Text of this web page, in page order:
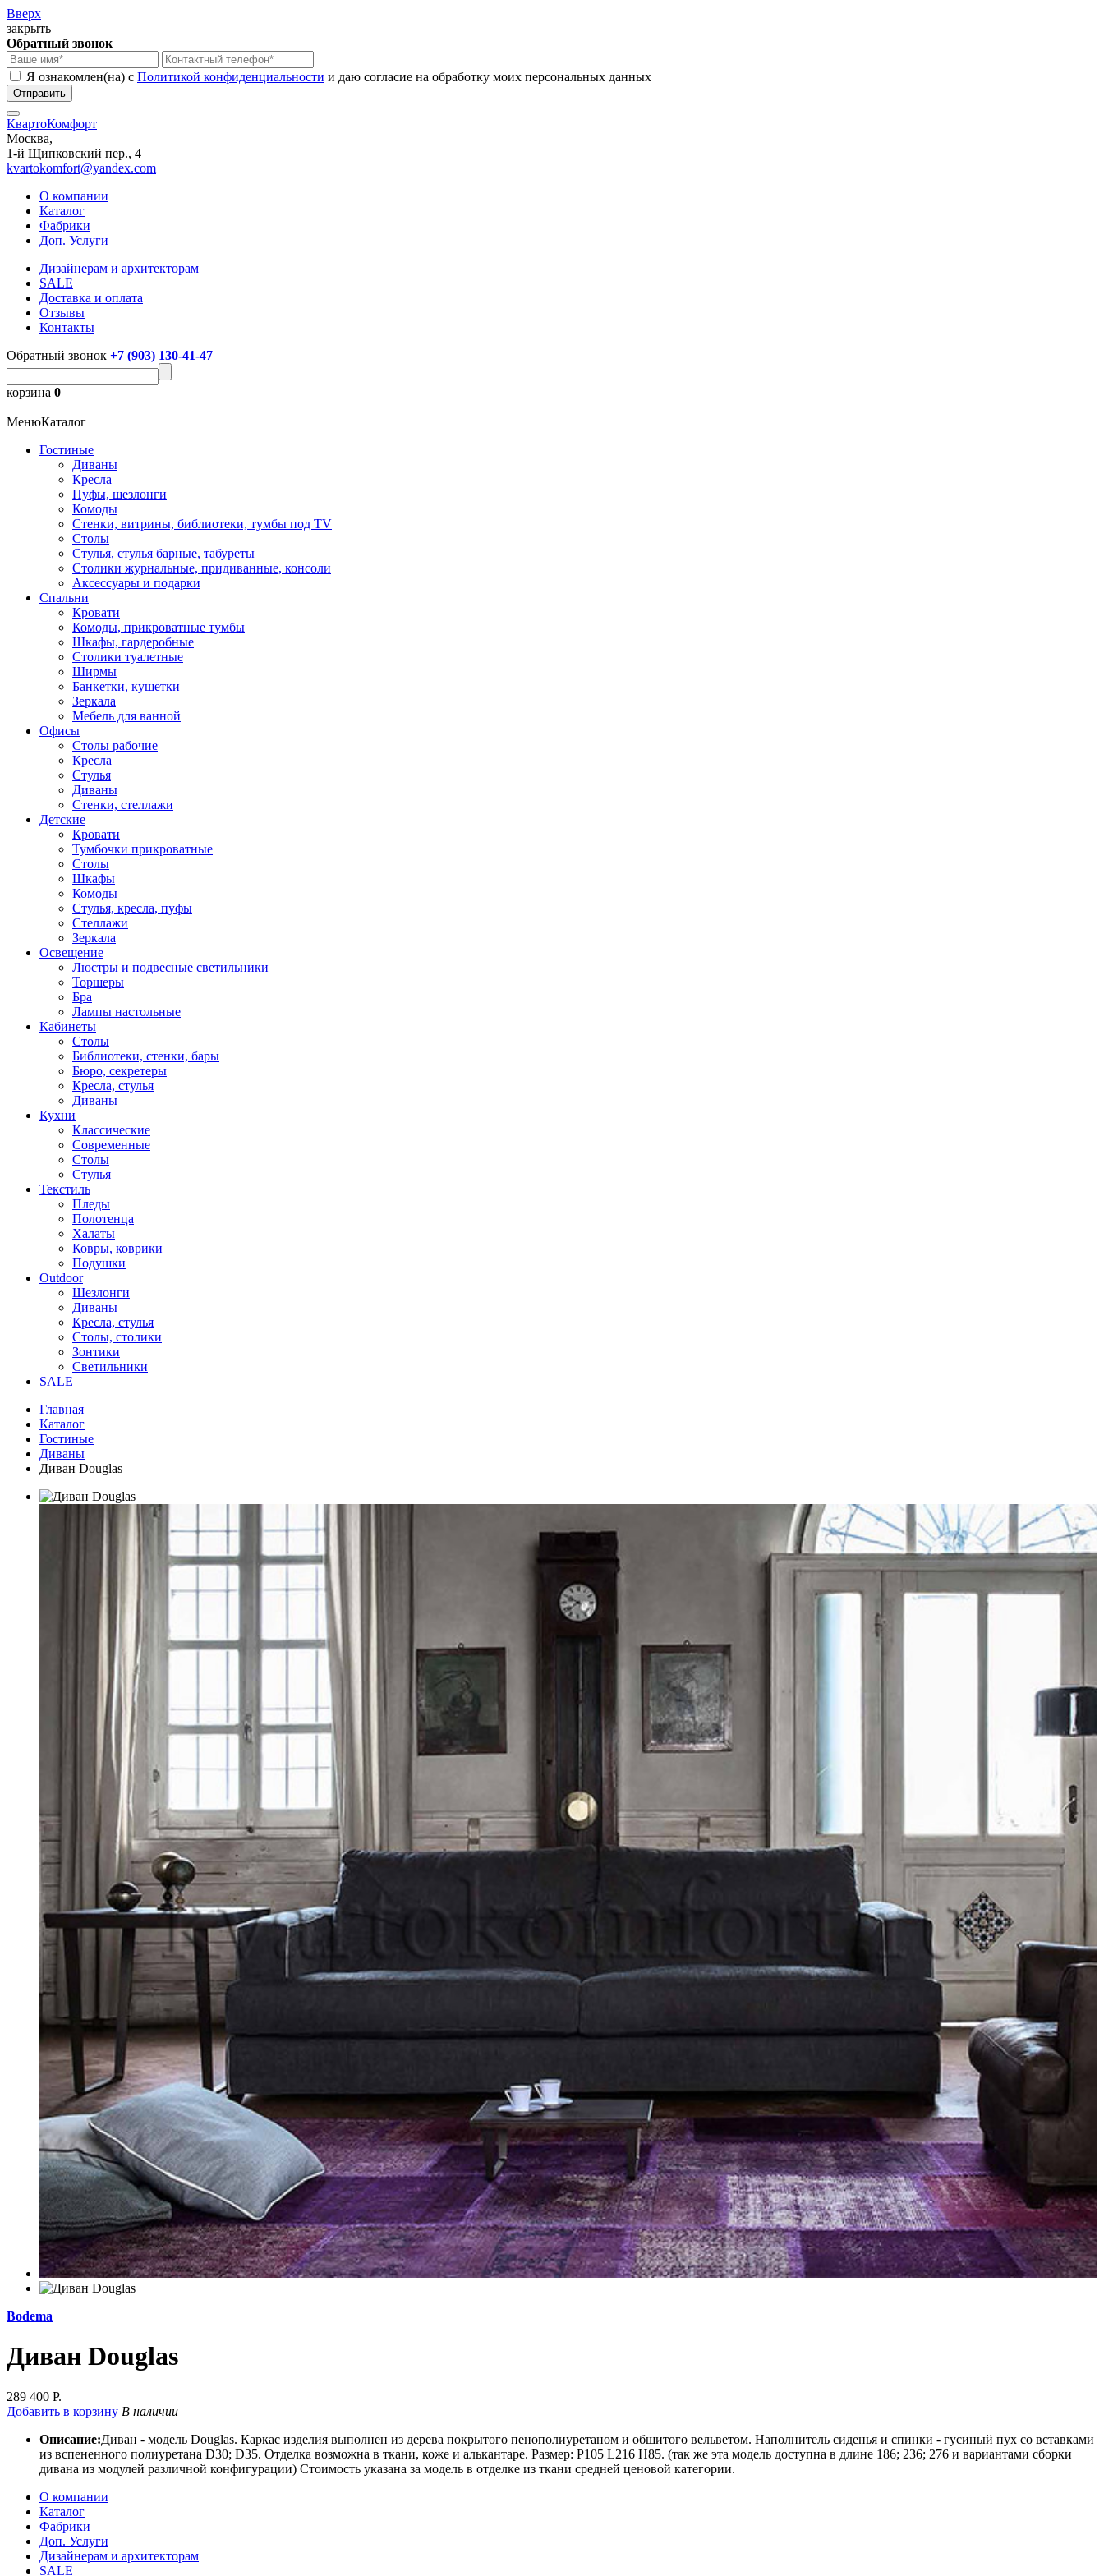
Вверх
закрыть
Обратный звонок
Я ознакомлен(на) с Политикой конфиденциальности и даю согласие на обработку моих персональных данных
КвартоКомфорт
Москва,
1-й Щипковский пер., 4
kvartokomfort@yandex.com
О компании
Каталог
Фабрики
Доп. Услуги
Дизайнерам и архитекторам
SALE
Доставка и оплата
Отзывы
Контакты
Обратный звонок +7 (903) 130-41-47
корзина 0
МенюКаталог
Гостиные
Диваны
Кресла
Пуфы, шезлонги
Комоды
Стенки, витрины, библиотеки, тумбы под TV
Столы
Стулья, стулья барные, табуреты
Столики журнальные, придиванные, консоли
Аксессуары и подарки
Спальни
Кровати
Комоды, прикроватные тумбы
Шкафы, гардеробные
Столики туалетные
Ширмы
Банкетки, кушетки
Зеркала
Мебель для ванной
Офисы
Столы рабочие
Кресла
Стулья
Диваны
Стенки, стеллажи
Детские
Кровати
Тумбочки прикроватные
Столы
Шкафы
Комоды
Стулья, кресла, пуфы
Стеллажи
Зеркала
Освещение
Люстры и подвесные светильники
Торшеры
Бра
Лампы настольные
Кабинеты
Столы
Библиотеки, стенки, бары
Бюро, секретеры
Кресла, стулья
Диваны
Кухни
Классические
Современные
Столы
Стулья
Текстиль
Пледы
Полотенца
Халаты
Ковры, коврики
Подушки
Outdoor
Шезлонги
Диваны
Кресла, стулья
Столы, столики
Зонтики
Светильники
SALE
Главная
Каталог
Гостиные
Диваны
Диван Douglas
Bodema
Диван Douglas
289 400 Р.
Добавить в корзину В наличии
Описание:Диван - модель Douglas. Каркас изделия выполнен из дерева покрытого пенополиуретаном и обшитого вельветом. Наполнитель сиденья и спинки - гусиный пух со вставками
из вспененного полиуретана D30; D35. Отделка возможна в ткани, коже и алькантаре. Размер: P105 L216 H85. (так же эта модель доступна в длине 186; 236; 276 и вариантами сборки
дивана из модулей различной конфигурации) Стоимость указана за модель в отделке из ткани средней ценовой категории.
О компании
Каталог
Фабрики
Доп. Услуги
Дизайнерам и архитекторам
SALE